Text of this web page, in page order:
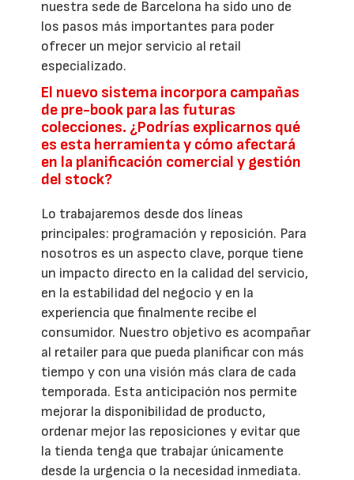
nuestra sede de Barcelona ha sido uno de
los pasos más importantes para poder
ofrecer un mejor servicio al retail
especializado.
El nuevo sistema incorpora campañas
de pre-book para las futuras
colecciones. ¿Podrías explicarnos qué
es esta herramienta y cómo afectará
en la planificación comercial y gestión
del stock?
Lo trabajaremos desde dos líneas
principales: programación y reposición. Para
nosotros es un aspecto clave, porque tiene
un impacto directo en la calidad del servicio,
en la estabilidad del negocio y en la
experiencia que finalmente recibe el
consumidor. Nuestro objetivo es acompañar
al retailer para que pueda planificar con más
tiempo y con una visión más clara de cada
temporada. Esta anticipación nos permite
mejorar la disponibilidad de producto,
ordenar mejor las reposiciones y evitar que
la tienda tenga que trabajar únicamente
desde la urgencia o la necesidad inmediata.